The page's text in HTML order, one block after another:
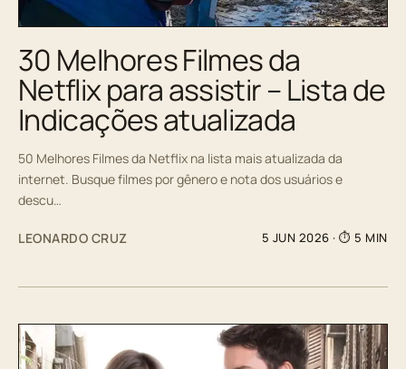
30 Melhores Filmes da
Netflix para assistir – Lista de
Indicações atualizada
50 Melhores Filmes da Netflix na lista mais atualizada da
internet. Busque filmes por gênero e nota dos usuários e
descu…
LEONARDO CRUZ 5 JUN 2026 · ⏱ 5 MIN